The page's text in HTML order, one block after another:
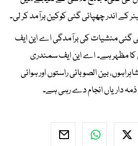
کے اندر چھپائی گئی کوکین برآمد کر لی۔
گئی منشیات کی برآمدگی اے این ایف
کا مظہر ہے۔ اے این ایف سمندری
بین الصوبائی راستوں اور ہوائی
ذمہ داریاں انجام دے رہی ہے۔